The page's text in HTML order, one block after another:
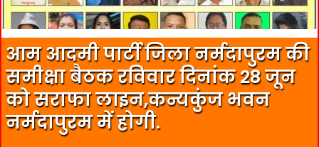
आम आदमी पार्टी जिला नर्मदापुरम की
समीक्षा बैठक रविवार दिनांक 28 जून
को सराफा लाइन,कन्यकुंज भवन
नर्मदापुरम में होगी.